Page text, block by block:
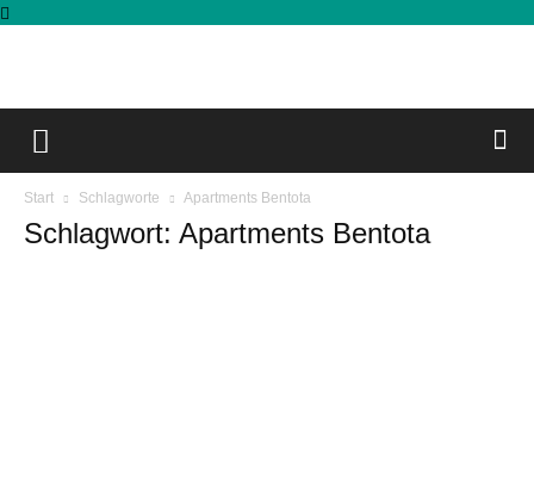
Start Schlagworte Apartments Bentota
Schlagwort: Apartments Bentota